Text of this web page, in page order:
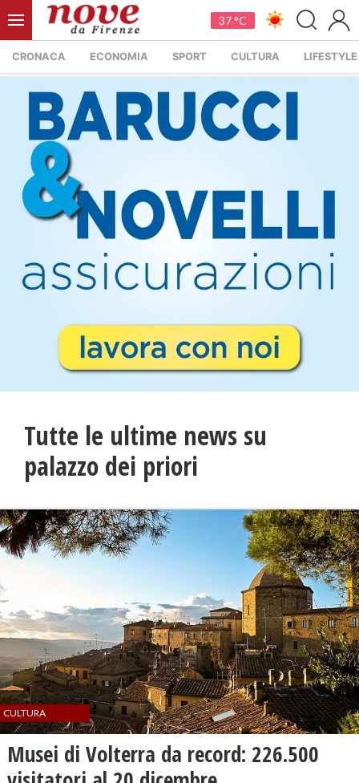
37 °C
CRONACA ECONOMIA SPORT CULTURA LIFESTYLE
Tutte le ultime news su
palazzo dei priori
CULTURA
Musei di Volterra da record: 226.500